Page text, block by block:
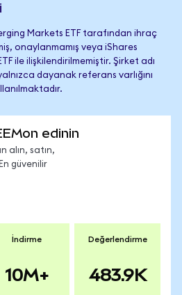
Markets ETF tarafından ihraç
onaylanmamış veya iShares
ile ilişkilendirilmemiştir. Şirket adı
dayanak referans varlığını
edinin
alın, satın,
güvenilir
İndirme
10M+
Değerlendirme
483.9K